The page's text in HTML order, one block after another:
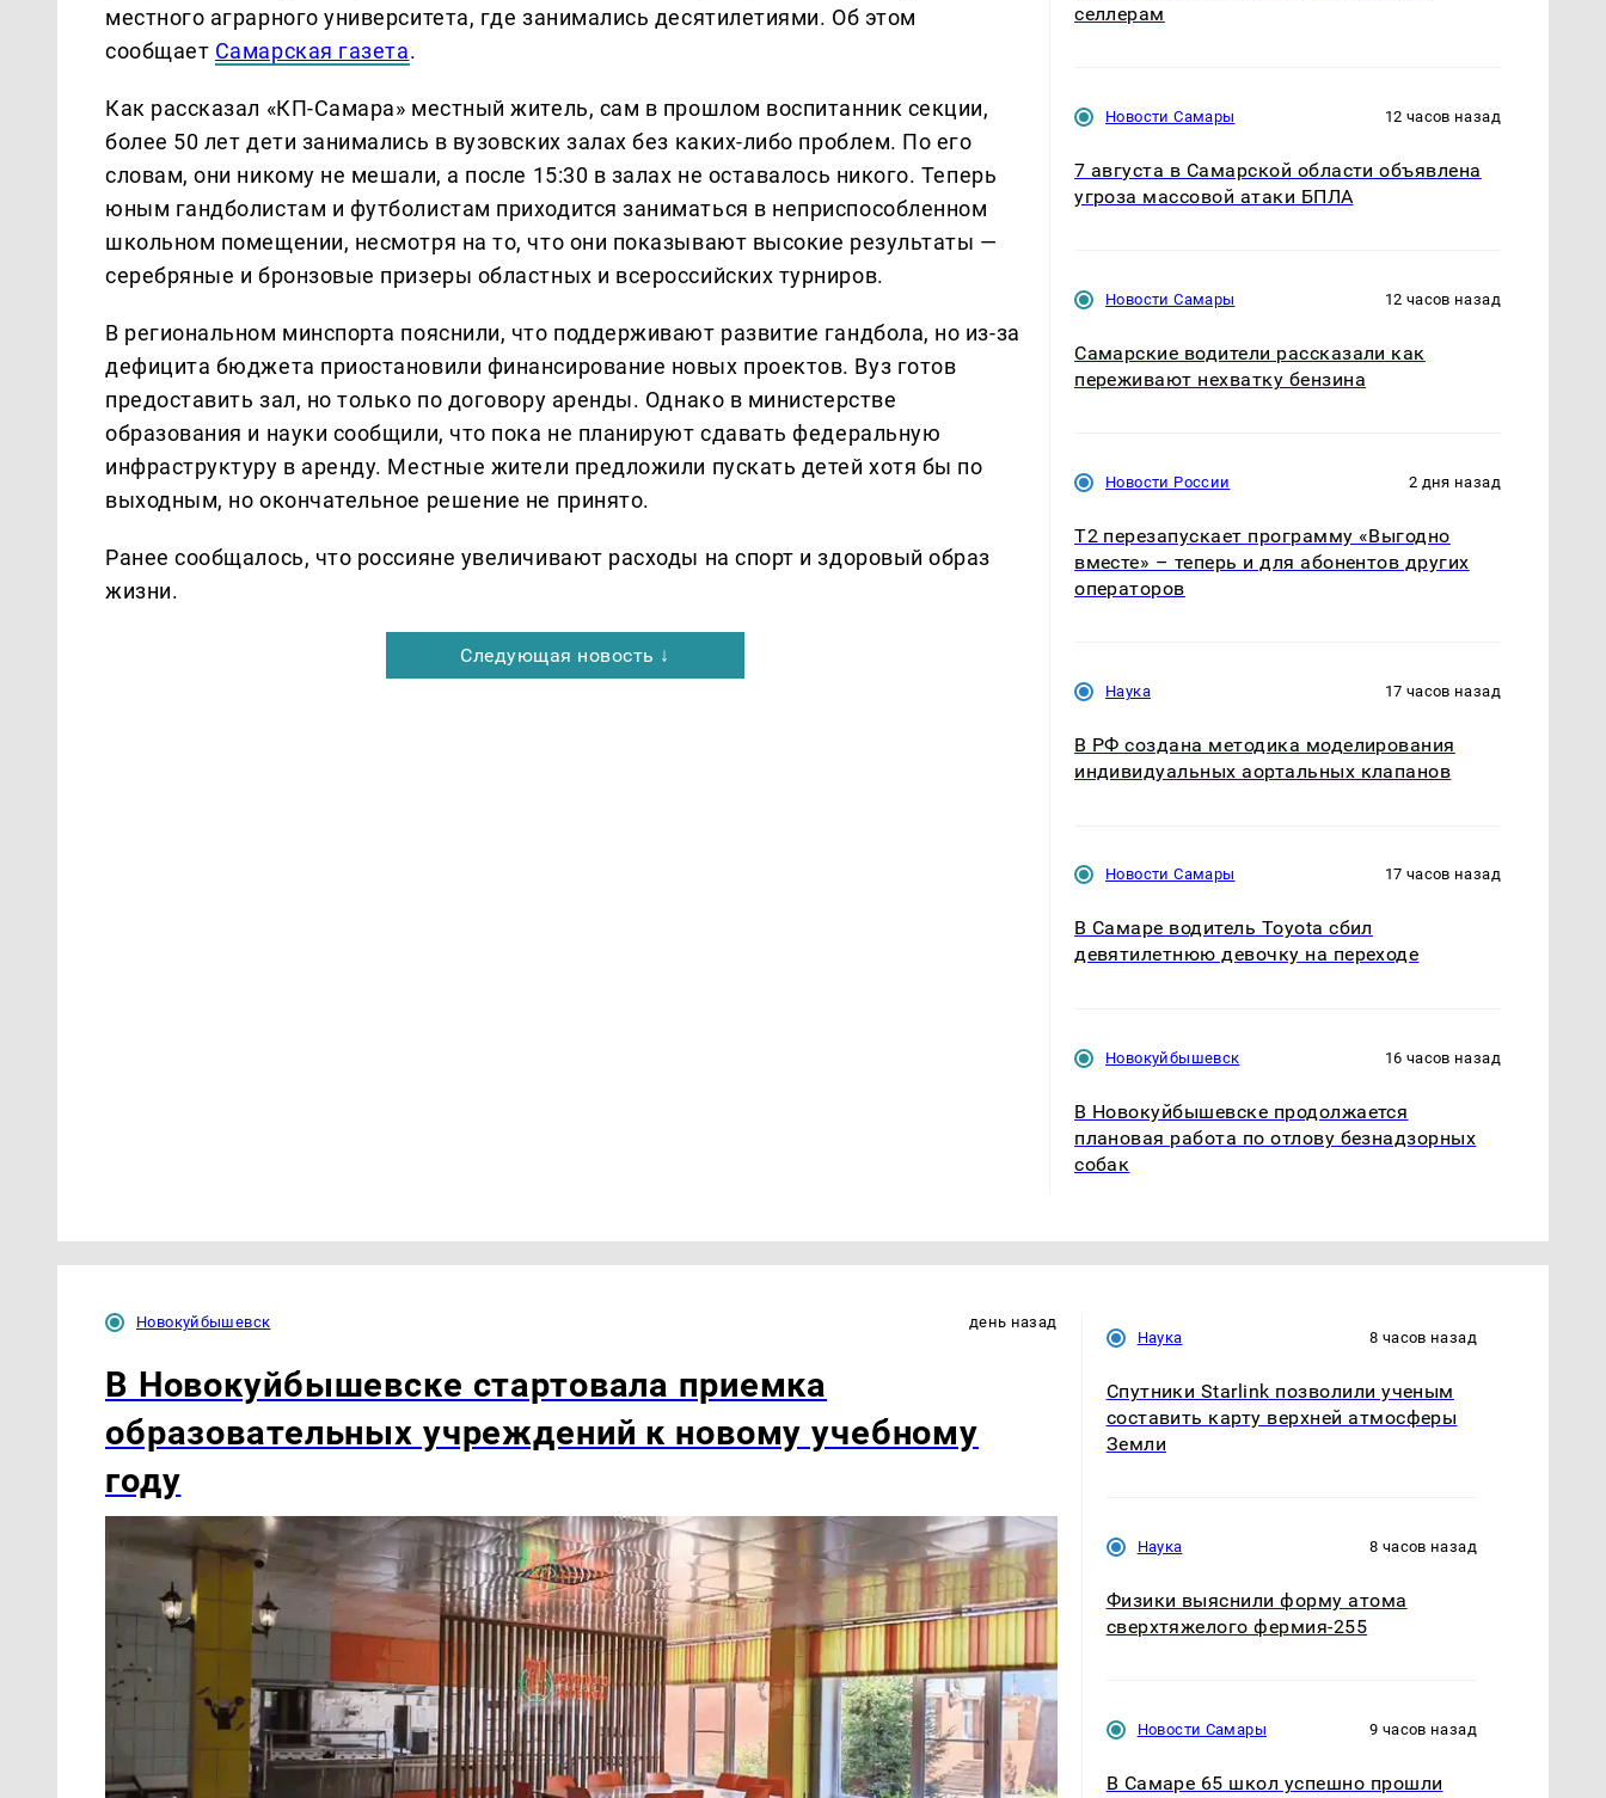
местного аграрного университета, где занимались десятилетиями. Об этом
сообщает Самарская газета.
Как рассказал «КП-Самара» местный житель, сам в прошлом воспитанник секции,
более 50 лет дети занимались в вузовских залах без каких-либо проблем. По его
словам, они никому не мешали, а после 15:30 в залах не оставалось никого. Теперь
юным гандболистам и футболистам приходится заниматься в неприспособленном
школьном помещении, несмотря на то, что они показывают высокие результаты —
серебряные и бронзовые призеры областных и всероссийских турниров.
В региональном минспорта пояснили, что поддерживают развитие гандбола, но из-за
дефицита бюджета приостановили финансирование новых проектов. Вуз готов
предоставить зал, но только по договору аренды. Однако в министерстве
образования и науки сообщили, что пока не планируют сдавать федеральную
инфраструктуру в аренду. Местные жители предложили пускать детей хотя бы по
выходным, но окончательное решение не принято.
Ранее сообщалось, что россияне увеличивают расходы на спорт и здоровый образ
жизни.
Следующая новость ↓
селлерам
Новости Самары 12 часов назад
7 августа в Самарской области объявлена
угроза массовой атаки БПЛА
Новости Самары 12 часов назад
Самарские водители рассказали как
переживают нехватку бензина
Новости России 2 дня назад
Т2 перезапускает программу «Выгодно
вместе» – теперь и для абонентов других
операторов
Наука 17 часов назад
В РФ создана методика моделирования
индивидуальных аортальных клапанов
Новости Самары 17 часов назад
В Самаре водитель Toyota сбил
девятилетнюю девочку на переходе
Новокуйбышевск 16 часов назад
В Новокуйбышевске продолжается
плановая работа по отлову безнадзорных
собак
Новокуйбышевск день назад
В Новокуйбышевске стартовала приемка
образовательных учреждений к новому учебному
году
Наука 8 часов назад
Спутники Starlink позволили ученым
составить карту верхней атмосферы
Земли
Наука 8 часов назад
Физики выяснили форму атома
сверхтяжелого фермия-255
Новости Самары 9 часов назад
В Самаре 65 школ успешно прошли